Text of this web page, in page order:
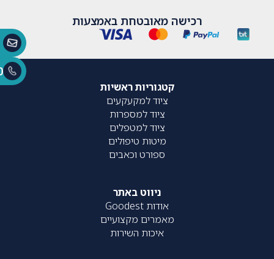
רכישה מאובטחת באמצעות
קטגוריות ראשיות
ציוד למקעקעים
ציוד למספרות
ציוד למטפלים
מיטות טיפולים
ספורט וכאבים
ניווט באתר
אודות Goodest
מאמרים מקצועיים
איכות השירות